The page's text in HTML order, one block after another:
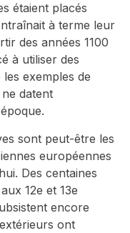
étaient placés
à terme leur
des années 1100
à utiliser des
exemples de
datent
sont peut-être les
européennes
Des centaines
12e et 13e
encore
ont